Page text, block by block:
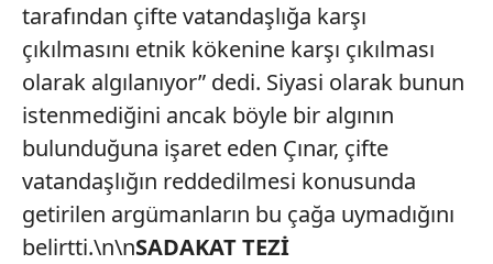
tarafından çifte vatandaşlığa karşı
çıkılmasını etnik kökenine karşı çıkılması
olarak algılanıyor” dedi. Siyasi olarak bunun
istenmediğini ancak böyle bir algının
bulunduğuna işaret eden Çınar, çifte
vatandaşlığın reddedilmesi konusunda
getirilen argümanların bu çağa uymadığını
belirtti.\n\nSADAKAT TEZİ